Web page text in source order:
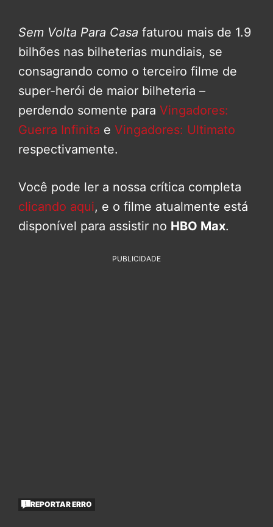
Sem Volta Para Casa faturou mais de 1.9
bilhões nas bilheterias mundiais, se
consagrando como o terceiro filme de
super-herói de maior bilheteria –
perdendo somente para Vingadores:
Guerra Infinita e Vingadores: Ultimato
respectivamente.
Você pode ler a nossa crítica completa
clicando aqui, e o filme atualmente está
disponível para assistir no HBO Max.
PUBLICIDADE
REPORTAR ERRO